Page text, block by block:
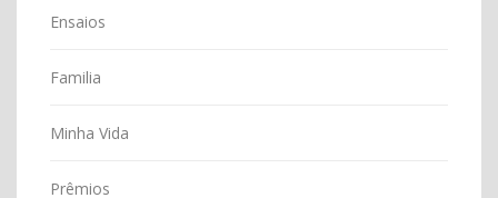
Ensaios
Familia
Minha Vida
Prêmios